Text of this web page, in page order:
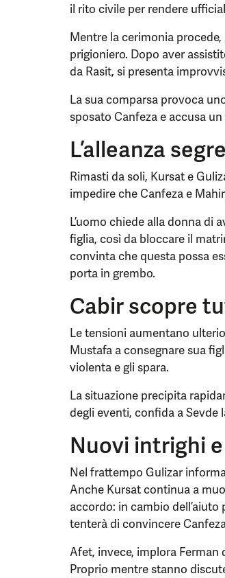
il rito civile per rendere
Mentre la cerimonia
prigioniero. Dopo aver
da Rasit, si presenta
La sua comparsa provoca
sposato Canfeza e accusa
L’alleanza
Rimasti da soli, Kursat e
impedire che Canfeza e
L’uomo chiede alla donna di
figlia, così da bloccare il
convinta che questa possa
porta in grembo.
Cabir scopre
Le tensioni aumentano
Mustafa a consegnare sua
violenta e gli spara.
La situazione precipita
degli eventi, confida a Sevde
Nuovi intrighi
Nel frattempo Gulizar
Anche Kursat continua a
accordo: in cambio
tenterà di convincere
Afet, invece, implora
Proprio mentre stanno